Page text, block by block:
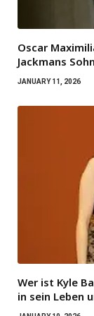
Oscar
Jackmans
JANUARY 11, 2026
Wer ist Kyle
in sein Leben